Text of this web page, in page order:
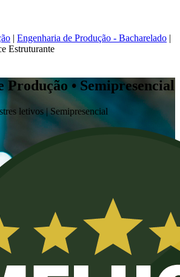
| Engenharia de Produção - Bacharelado |
Estruturante
Produção • Semipresencial
letivos |Semipresencial